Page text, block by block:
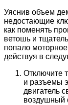
Уяснив объем
недостающие
как поменять
ветошь и
попало
действуя в
Отключите
и разъемы
двигатель
воздушный